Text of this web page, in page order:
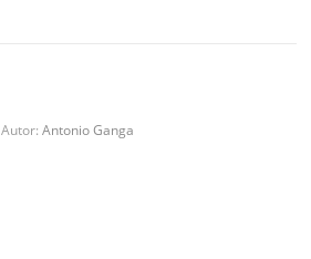
Autor:Antonio Ganga